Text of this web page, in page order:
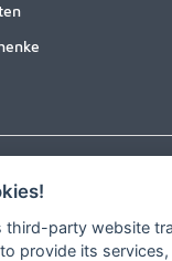
third-party website
provide its